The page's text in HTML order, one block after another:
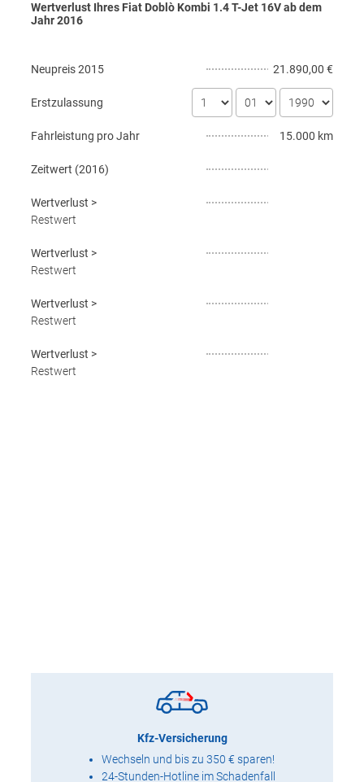
Wertverlust Ihres Fiat Doblò Kombi 1.4 T-Jet 16V ab dem
Jahr2016
Neupreis2015 21.890,00 €
Erstzulassung
Fahrleistung pro Jahr 15.000 km
Zeitwert (2016)
Wertverlust >
Restwert
Wertverlust >
Restwert
Wertverlust >
Restwert
Wertverlust >
Restwert
Kfz-Versicherung
Wechseln und bis zu 350 € sparen!
24-Stunden-Hotline im Schadenfall